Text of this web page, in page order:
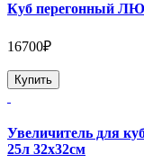
Куб перегонный
16700₽
Купить
Увеличитель для
25л 32х32см